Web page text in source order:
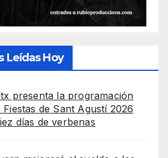
Leídas Hoy
presenta la programación
Fiestas de Sant Agustí 2026
días de verbenas